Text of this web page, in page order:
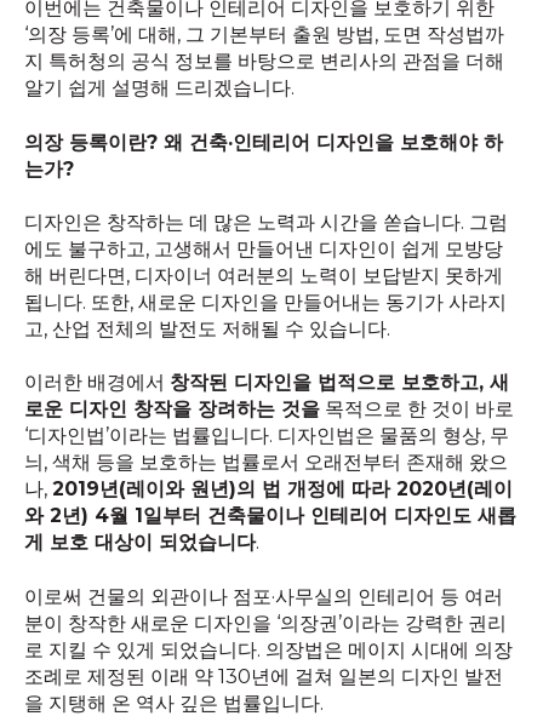
이번에는 건축물이나 인테리어 디자인을 보호하기 위한
‘의장 등록’에 대해, 그 기본부터 출원 방법, 도면 작성법까
지 특허청의 공식 정보를 바탕으로 변리사의 관점을 더해
알기 쉽게 설명해 드리겠습니다.
의장 등록이란? 왜 건축·인테리어 디자인을 보호해야 하
는가?
디자인은 창작하는 데 많은 노력과 시간을 쏟습니다. 그럼
에도 불구하고, 고생해서 만들어낸 디자인이 쉽게 모방당
해 버린다면, 디자이너 여러분의 노력이 보답받지 못하게
됩니다. 또한, 새로운 디자인을 만들어내는 동기가 사라지
고, 산업 전체의 발전도 저해될 수 있습니다.
이러한 배경에서 창작된 디자인을 법적으로 보호하고, 새
로운 디자인 창작을 장려하는 것을 목적으로 한 것이 바로
‘디자인법’이라는 법률입니다. 디자인법은 물품의 형상, 무
늬, 색채 등을 보호하는 법률로서 오래전부터 존재해 왔으
나, 2019년(레이와 원년)의 법 개정에 따라 2020년(레이
와 2년) 4월 1일부터 건축물이나 인테리어 디자인도 새롭
게 보호 대상이 되었습니다.
이로써 건물의 외관이나 점포·사무실의 인테리어 등 여러
분이 창작한 새로운 디자인을 ‘의장권’이라는 강력한 권리
로 지킬 수 있게 되었습니다. 의장법은 메이지 시대에 의장
조례로 제정된 이래 약 130년에 걸쳐 일본의 디자인 발전
을 지탱해 온 역사 깊은 법률입니다.